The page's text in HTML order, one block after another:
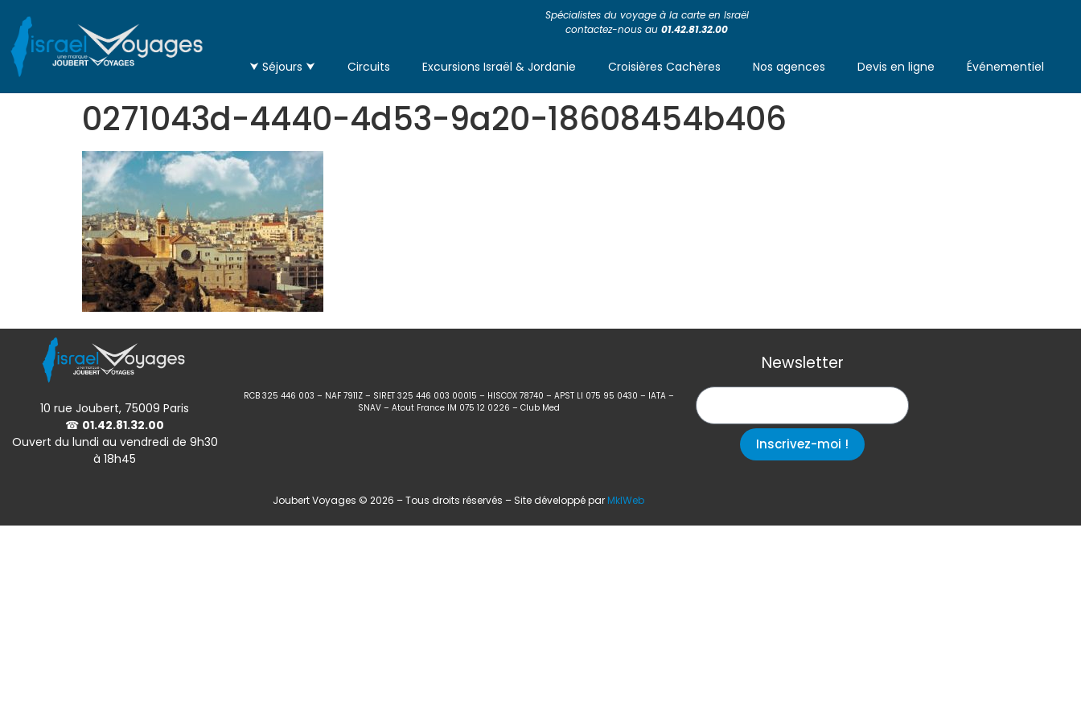
Spécialistes du voyage à la carte en Israël
contactez-nous au01.42.81.32.00
⮟ Séjours ⮟ Circuits Excursions Israël & Jordanie Croisières Cachères Nos agences Devis en ligne Événementiel
0271043d-4440-4d53-9a20-18608454b406
10 rue Joubert, 75009 Paris
☎ 01.42.81.32.00
Ouvert du lundi au vendredi de 9h30
à 18h45
RCB 325 446 003 – NAF 7911Z – SIRET 325 446 003 00015 – HISCOX 78740 – APST LI 075 95 0430 – IATA –
SNAV – Atout France IM 075 12 0226 – Club Med
Newsletter
Inscrivez-moi !
Joubert Voyages © 2026 – Tous droits réservés – Site développé par MklWeb